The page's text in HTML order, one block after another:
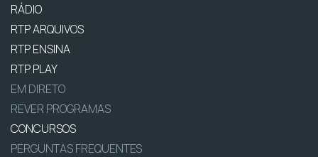
RÁDIO
RTP ARQUIVOS
RTP ENSINA
RTP PLAY
EM DIRETO
REVER PROGRAMAS
CONCURSOS
PERGUNTAS FREQUENTES